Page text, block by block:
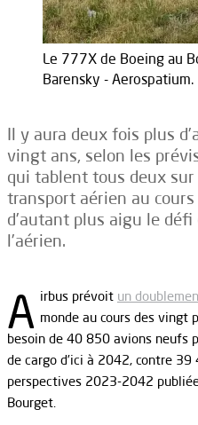
Le 777X de Boeing au
Barensky - Aerospatium.
Il y aura deux fois plus
vingt ans, selon les
qui tablent tous deux
transport aérien au cours
d’autant plus aigu le
l’aérien.
A irbus prévoit un
monde au cours des vingt
besoin de 40 850 avions neufs
de cargo d’ici à 2042, contre
perspectives 2023-2042
Bourget.